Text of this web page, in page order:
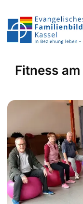
Fitness